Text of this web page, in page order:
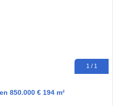
1 / 1
850.000 € 194 m²